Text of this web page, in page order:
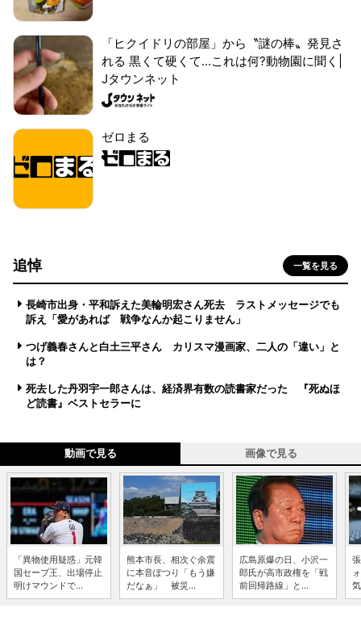
「ヒクイドリの部屋」から〝謎の棒〟発見さ
れる 黒くて硬くて...これは何?動物園に聞く|
Jタウンネット
ゼロまる
追悼 一覧を見る
長崎市出身・平和訴えた美輪明宏さん死去 ラストメッセージでも
訴え「愛があれば 戦争なんか起こりません」
つげ義春さんと白土三平さん カリスマ漫画家、二人の「違い」と
は？
死去した丹羽宇一郎さんは、経済界有数の読書家だった 『死ぬほ
ど読書』ベストセラーに
動画で見る 画像で見る
「異物使用疑惑」元韓
国セーブ王、出場停止
明けマウンドで...
熊本市長、相次ぐ余震
に本音ぽつり「もう嫌
だなぁ」 被災...
広島原爆の日、小沢一
郎氏が高市政権を「戦
前回帰路線」と...